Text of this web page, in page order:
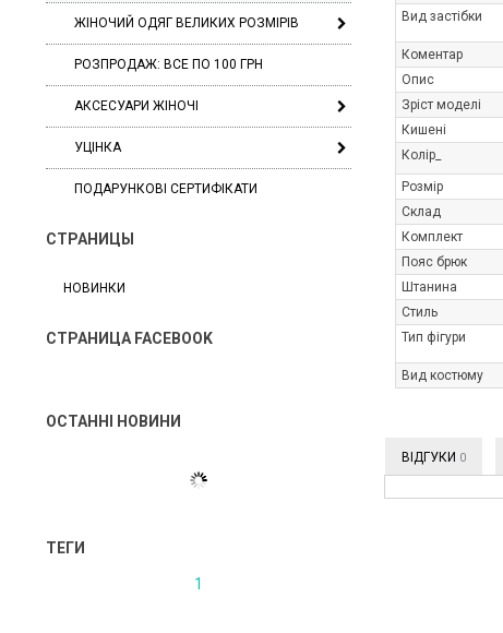
ЖІНОЧИЙ ОДЯГ ВЕЛИКИХ РОЗМІРІВ
РОЗПРОДАЖ: ВСЕ ПО 100 ГРН
АКСЕСУАРИ ЖІНОЧІ
УЦІНКА
ПОДАРУНКОВІ СЕРТИФІКАТИ
СТРАНИЦЫ
НОВИНКИ
СТРАНИЦА FACEBOOK
ОСТАННІ НОВИНИ
ТЕГИ
1
Вид застібки
Коментар
Опис
Зріст моделі
Кишені
Колір_
Розмір
Склад
Комплект
Пояс брюк
Штанина
Стиль
Тип фігури
Вид костюму
ВІДГУКИ 0